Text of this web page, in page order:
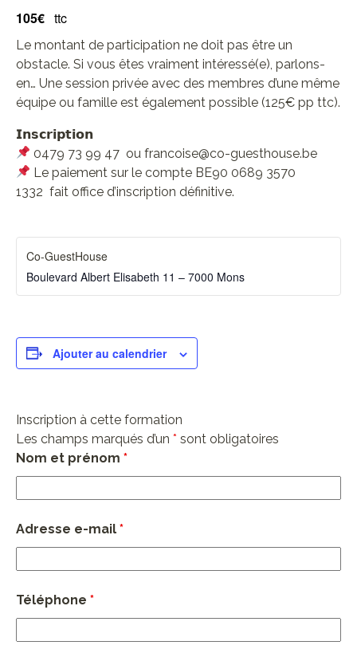
105€ ttc
Le montant de participation ne doit pas être un
obstacle. Si vous êtes vraiment intéressé(e), parlons-
en… Une session privée avec des membres d’une même
équipe ou famille est également possible (125€ pp ttc).
𝗜𝗻𝘀𝗰𝗿𝗶𝗽𝘁𝗶𝗼𝗻
0479 73 99 47 ou francoise@co-guesthouse.be
Le paiement sur le compte BE90 0689 3570
1332 fait office d’inscription définitive.
Co-GuestHouse
Boulevard Albert Elisabeth 11 – 7000 Mons
Ajouter au calendrier
Inscription à cette formation
Les champs marqués d’un * sont obligatoires
Nom et prénom *
Adresse e-mail *
Téléphone *